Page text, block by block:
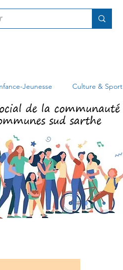
de la communauté
sud sarthe
Jeunesse Culture & Sport